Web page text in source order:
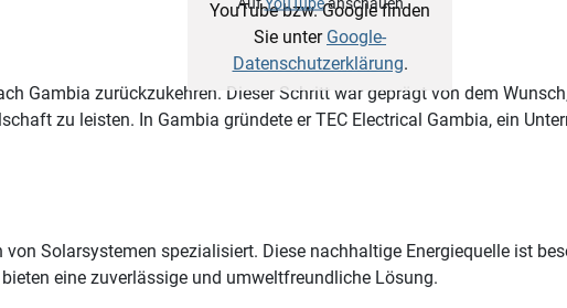
YouTube bzw. Google finden
Sie unter Google-
Datenschutzerklärung.
Gambia zurückzukehren. Dieser Schritt war geprägt von dem
zu leisten. In Gambia gründete er TEC Electrical Gambia, ein
Solarsystemen spezialisiert. Diese nachhaltige Energiequelle ist
eine zuverlässige und umweltfreundliche Lösung.